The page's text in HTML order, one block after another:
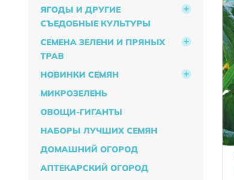
ЯГОДЫ И ДРУГИЕ
СЪЕДОБНЫЕ КУЛЬТУРЫ
СЕМЕНА ЗЕЛЕНИ И ПРЯНЫХ
ТРАВ
НОВИНКИ СЕМЯН
МИКРОЗЕЛЕНЬ
ОВОЩИ-ГИГАНТЫ
НАБОРЫ ЛУЧШИХ СЕМЯН
ДОМАШНИЙ ОГОРОД
АПТЕКАРСКИЙ ОГОРОД